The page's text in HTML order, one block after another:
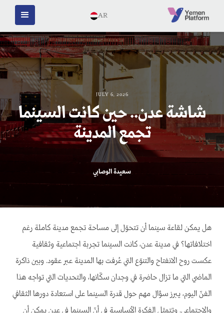
AR
JULY 6, 2026
شاشة عدن.. حين كانت السينما
تجمع المدينة
سعيدة الوصابي
هل يمكن لقاعة سينما أن تتحوّل إلى مساحة تجمع مدينة كاملة رغم
اختلافاتها؟ في مدينة عدن، كانت السينما تجربة اجتماعية وثقافية
عكست روح الانفتاح والتنوّع التي عُرفت بها المدينة عبر عقود. وبين ذاكرة
الماضي التي ما تزال حاضرة في وجدان سكّانها، والتحديات التي تواجه هذا
الفنّ اليوم، يبرز سؤال مهم حول قدرة السينما على استعادة دورها الثقافي
والاجتماعي. وتتمثل الفكرة الأساسية في أنّ السينما في عدن يمكن أن